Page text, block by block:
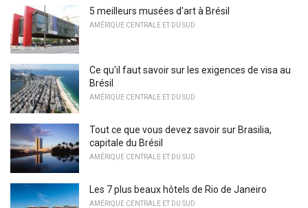
5 meilleurs musées d'art à Brésil
AMÉRIQUE CENTRALE ET DU SUD
Ce qu'il faut savoir sur les exigences de visa au
Brésil
AMÉRIQUE CENTRALE ET DU SUD
Tout ce que vous devez savoir sur Brasilia,
capitale du Brésil
AMÉRIQUE CENTRALE ET DU SUD
Les 7 plus beaux hôtels de Rio de Janeiro
AMÉRIQUE CENTRALE ET DU SUD